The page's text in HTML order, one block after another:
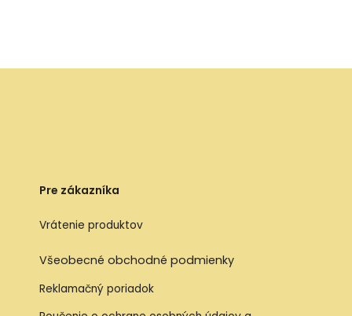
Pre zákazníka
Vrátenie produktov
Všeobecné obchodné podmienky
Reklamačný poriadok